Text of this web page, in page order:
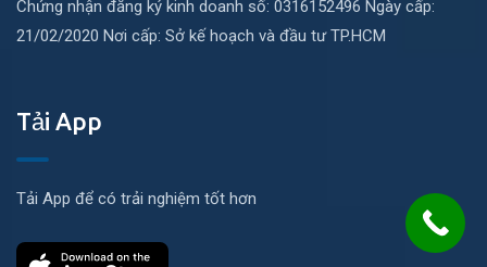
Chứng nhận đăng ký kinh doanh số: 0316152496 Ngày cấp:
21/02/2020 Nơi cấp: Sở kế hoạch và đầu tư TP.HCM
Tải App
Tải App để có trải nghiệm tốt hơn